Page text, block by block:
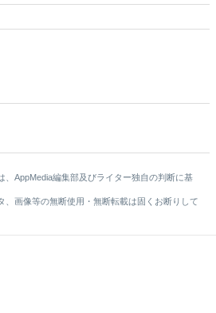
AppMedia編集部及びライター独自の判断に基
画像等の無断使用・無断転載は固くお断りして